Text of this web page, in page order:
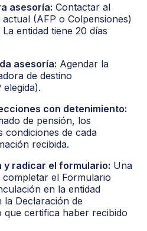
asesoría: Contactar al
(AFP o Colpensiones)
entidad tiene 20 días
asesoría: Agendar la
de destino
con detenimiento:
de pensión, los
condiciones de cada
recibida.
y radicar el formulario: Una
el Formulario
en la entidad
la Declaración de
que certifica haber recibido